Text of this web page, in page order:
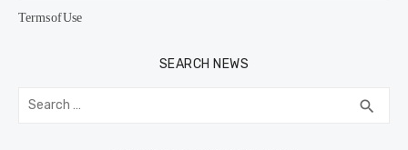
Terms of Use
SEARCH NEWS
Search
for: search